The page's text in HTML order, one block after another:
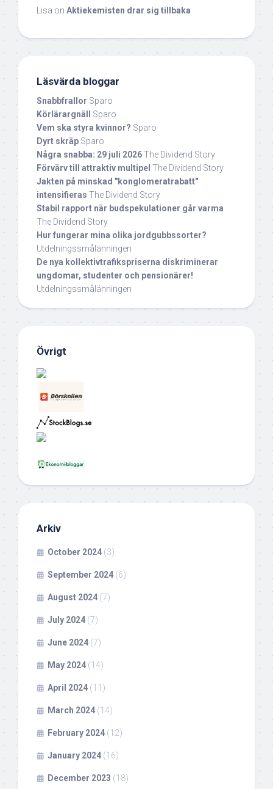
Lisa on Aktiekemisten drar sig tillbaka
Läsvärda bloggar
Snabbfrallor Sparo
Körlärargnäll
Sparo
Vem ska styra kvinnor? Sparo
Dyrt skräp Sparo
Några snabba: 29 juli 2026The Dividend Story
Förvärv till attraktiv multipel The Dividend Story
Jakten på minskad "konglomeratrabatt"
intensifieras The Dividend Story
Stabil rapport när budspekulationer går varma
The Dividend Story
Hur fungerar mina olika jordgubbssorter?
Utdelningssmålänningen
De nya kollektivtrafikspriserna diskriminerar
ungdomar, studenter och pensionärer!
Utdelningssmålänningen
Övrigt
Arkiv
October 2024 (3)
September 2024 (6)
August 2024 (7)
July 2024 (7)
June 2024 (7)
May 2024 (14)
April 2024 (11)
March 2024 (14)
February 2024 (12)
January 2024 (16)
December 2023 (18)